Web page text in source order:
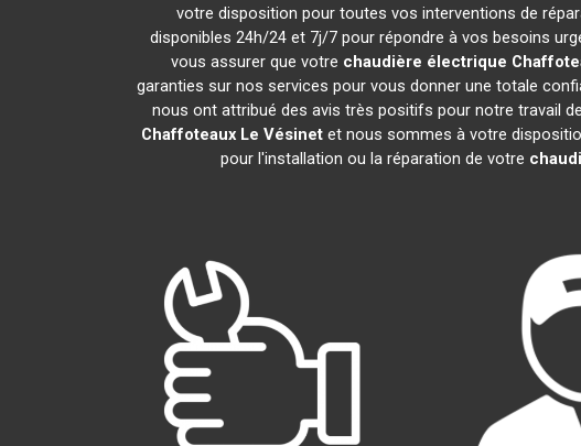
votre disposition pour toutes vos interventions de
disponibles 24h/24 et 7j/7 pour répondre à vos besoins
vous assurer que votre chaudière électrique
garanties sur nos services pour vous donner une totale
nous ont attribué des avis très positifs pour notre travail
Chaffoteaux Le Vésinet et nous sommes à votre
pour l'installation ou la réparation de votre